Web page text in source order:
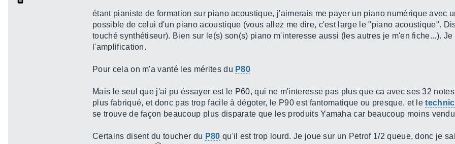
étant pianiste de formation sur piano acoustique, j'aimerais me payer un piano numérique avec
possible de celui d'un piano acoustique (vous allez me dire, c'est large le "piano acoustique".
touché synthétiseur). Bien sur le(s) son(s) piano m'interesse aussi (les autres je m'en fiche...).
l'amplification.
Pour cela on m'a vanté les mérites du P80
Mais le seul que j'ai pu éssayer est le P60, qui ne m'interesse pas plus que ca avec ses 32
plus fabriqué, et donc pas trop facile à dégoter, le P90 est fantomatique ou presque, et le
se trouve de façon beaucoup plus disparate que les produits Yamaha car beaucoup moins
Certains disent du toucher du P80 qu'il est trop lourd. Je joue sur un Petrof 1/2 queue, donc je